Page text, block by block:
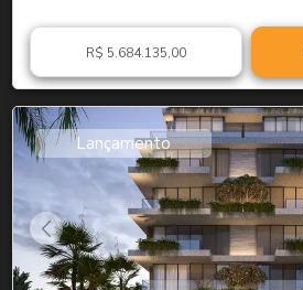
R$ 5.684.135,00
Lançamento